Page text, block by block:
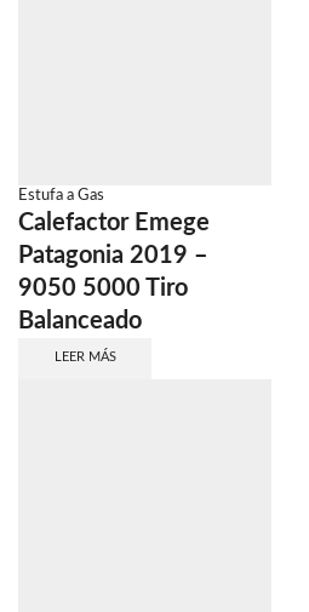
Estufa a Gas
Calefactor Emege
Patagonia 2019 –
9050 5000 Tiro
Balanceado
LEER MÁS